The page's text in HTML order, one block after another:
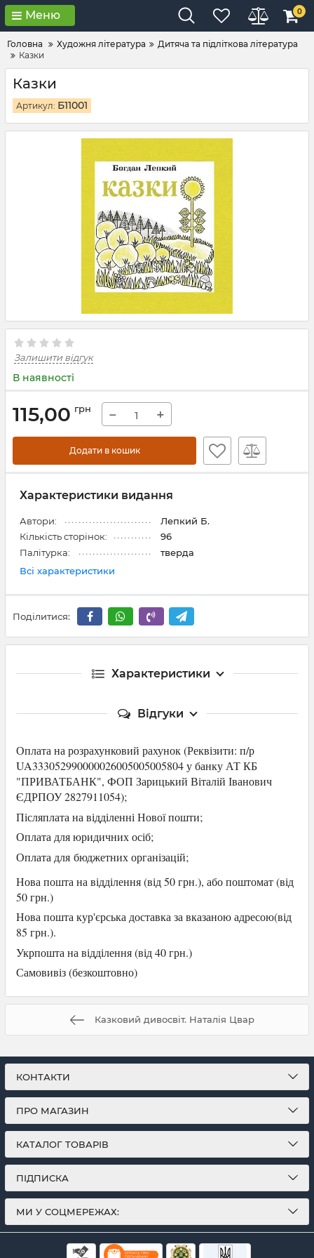
Меню 0
Головна Художня література
Дитяча та підліткова література
Казки
Казки
Артикул: Б11001
Залишити відгук
В наявності
115,00 грн − +
Додати в кошик
Характеристики видання
Автори:
Лепкий Б.
Кількість сторінок:
96
Палітурка:
тверда
Всі характеристики
Поділитися:
Характеристики
Відгуки
Оплата на розрахунковий рахунок (Реквізити: п/р
UA333052990000026005005005804 у банку АТ КБ
"ПРИВАТБАНК", ФОП Зарицький Віталій Іванович
ЄДРПОУ 2827911054);
Післяплата на відділенні Нової пошти;
Оплата для юридичних осіб;
Оплата для бюджетних організацій;
Нова пошта на відділення (від 50 грн.), абопоштомат (від
50 грн.)
Нова пошта кур'єрська доставка за вказаною адресою(від
85 грн.).
Укрпошта на відділення (від 40 грн.)
Самовивіз (безкоштовно)
Казковий дивосвіт. Наталія Цвар
КОНТАКТИ
ПРО МАГАЗИН
КАТАЛОГ ТОВАРІВ
ПІДПИСКА
МИ У СОЦМЕРЕЖАХ: